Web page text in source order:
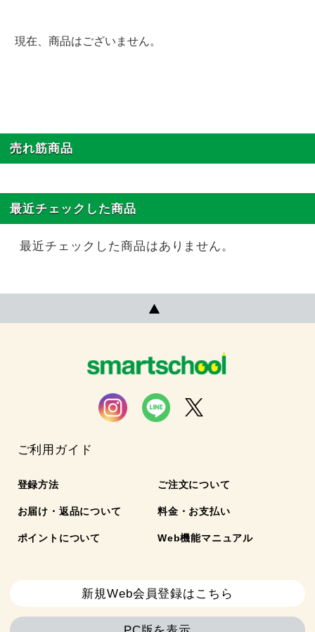
現在、商品はございません。
売れ筋商品
最近チェックした商品
最近チェックした商品はありません。
ご利用ガイド
登録方法 ご注文について
お届け・返品について 料金・お支払い
ポイントについて Web機能マニュアル
新規Web会員登録はこちら